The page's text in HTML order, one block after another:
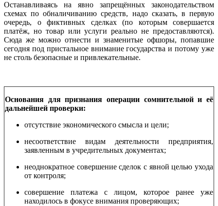
Останавливаясь на явно запрещённых законодательством
схемах по обналичиванию средств, надо сказать, в первую
очередь, о фиктивных сделках (по которым совершается
платёж, но товар или услуги реально не предоставляются).
Сюда же можно отнести и знаменитые офшоры, попавшие
сегодня под пристальное внимание государства и потому уже
не столь безопасные и привлекательные.
Основания для признания операции сомнительной и её
дальнейшей проверки:
отсутствие экономического смысла и цели;
несоответствие видам деятельности предприятия,
заявленным в учредительных документах;
неоднократное совершение сделок с явной целью ухода
от контроля;
совершение платежа с лицом, которое ранее уже
находилось в фокусе внимания проверяющих;